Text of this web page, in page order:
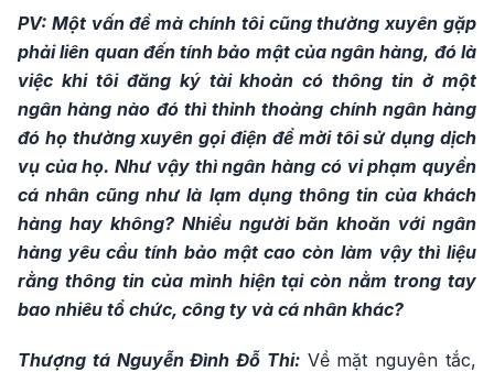
PV: Một vấn đề mà chính tôi cũng thường xuyên gặp
phải liên quan đến tính bảo mật của ngân hàng, đó là
việc khi tôi đăng ký tài khoản có thông tin ở một
ngân hàng nào đó thì thỉnh thoảng chính ngân hàng
đó họ thường xuyên gọi điện để mời tôi sử dụng dịch
vụ của họ. Như vậy thì ngân hàng có vi phạm quyền
cá nhân cũng như là lạm dụng thông tin của khách
hàng hay không? Nhiều người băn khoăn với ngân
hàng yêu cầu tính bảo mật cao còn làm vậy thì liệu
rằng thông tin của mình hiện tại còn nằm trong tay
bao nhiêu tổ chức, công ty và cá nhân khác?
Thượng tá Nguyễn Đình Đỗ Thi:Về mặt nguyên tắc,